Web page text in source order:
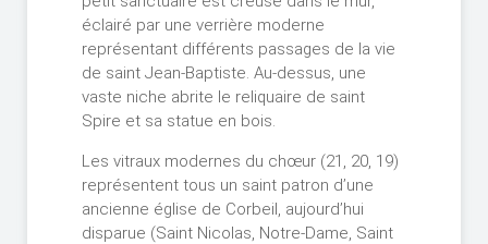
éclairé par une verrière moderne
représentant différents passages de la vie
de saint Jean-Baptiste. Au-dessus, une
vaste niche abrite le reliquaire de saint
Spire et sa statue en bois.
Les vitraux modernes du chœur (21, 20, 19)
représentent tous un saint patron d’une
ancienne église de Corbeil, aujourd’hui
disparue (Saint Nicolas, Notre-Dame, Saint